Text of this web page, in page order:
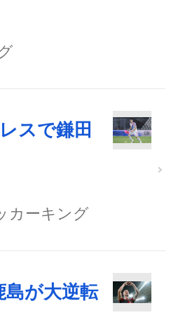
スで鎌田
カーキング
島が大逆転